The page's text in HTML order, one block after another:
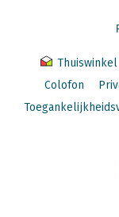
Colofon